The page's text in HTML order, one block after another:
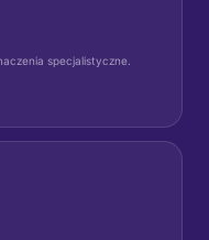
specjalistyczne.